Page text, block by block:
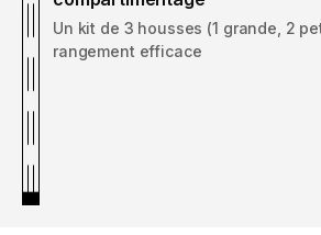
Un kit de 3 housses (1 grande, 2
rangement efficace